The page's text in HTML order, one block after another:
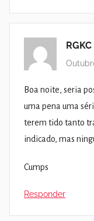
RGKC
Boa noite, seria
uma pena uma
terem tido tanto
indicado, mas
Cumps
Responder